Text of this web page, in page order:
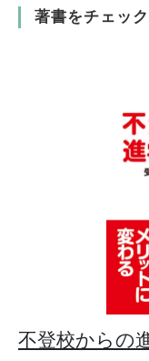
著書をチェック
不登校からの